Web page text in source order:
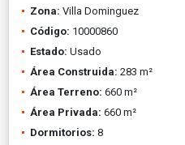
Zona: Villa Dominguez
Código: 10000860
Estado: Usado
Área Construida: 283 m²
Área Terreno: 660 m²
Área Privada: 660 m²
Dormitorios: 8